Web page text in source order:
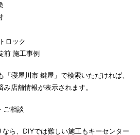
ロック
前 施工事例
「寝屋川市 鍵屋」で検索いただければ、
み店舗情報が表示されます。
ご相談
ら、DIYでは難しい施工もキーセンター